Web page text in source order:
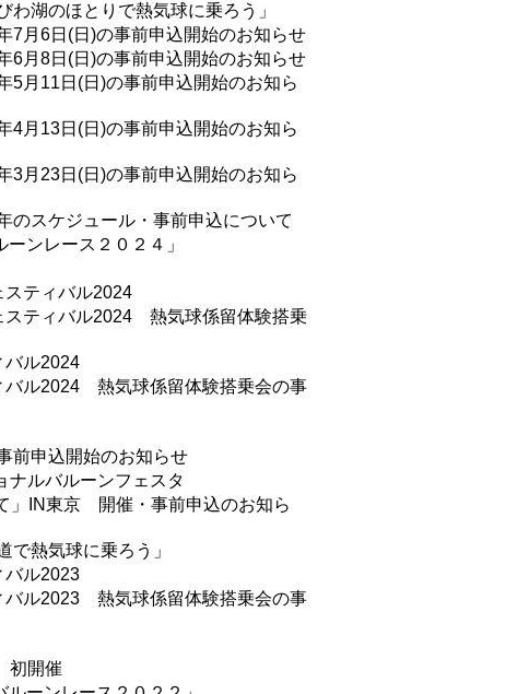
湖のほとりで熱気球に乗ろう」
月6日(日)の事前申込開始のお知らせ
月8日(日)の事前申込開始のお知らせ
月11日(日)の事前申込開始のお知ら
月13日(日)の事前申込開始のお知ら
月23日(日)の事前申込開始のお知ら
スケジュール・事前申込について
ンレース２０２４」
ティバル2024
ティバル2024 熱気球係留体験搭乗
ル2024
ル2024 熱気球係留体験搭乗会の事
前申込開始のお知らせ
ルバルーンフェスタ
」IN東京 開催・事前申込のお知ら
熱気球に乗ろう」
ル2023
ル2023 熱気球係留体験搭乗会の事
初開催